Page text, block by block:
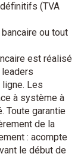
(TVA
ou tout
est réalisé
leaders
ligne. Les
à système à
Toute garantie
de la
: acompte
le début de